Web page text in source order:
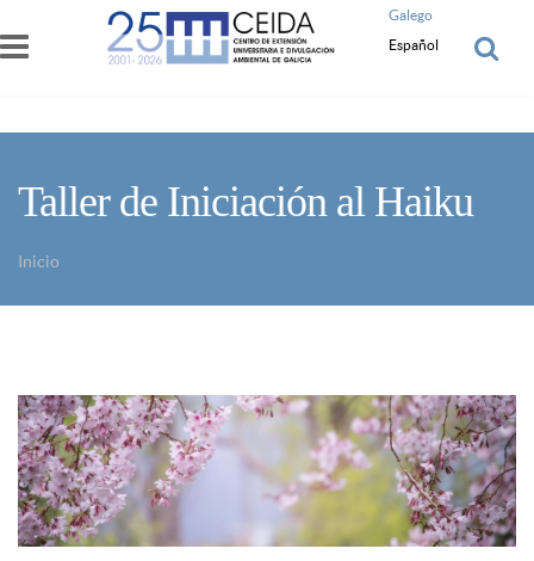
Pasar al contenido principal
Galego
Español
Taller de Iniciación al Haiku
Inicio